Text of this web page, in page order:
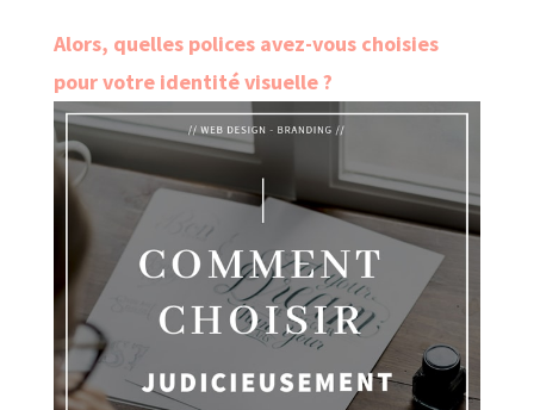
Alors, quelles polices avez-vous choisies
pour votre identité visuelle ?